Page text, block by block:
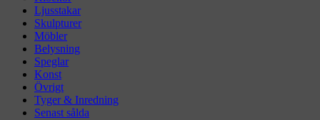
Ljusstakar
Skulpturer
Möbler
Belysning
Speglar
Konst
Övrigt
Tyger & Inredning
Senast sålda